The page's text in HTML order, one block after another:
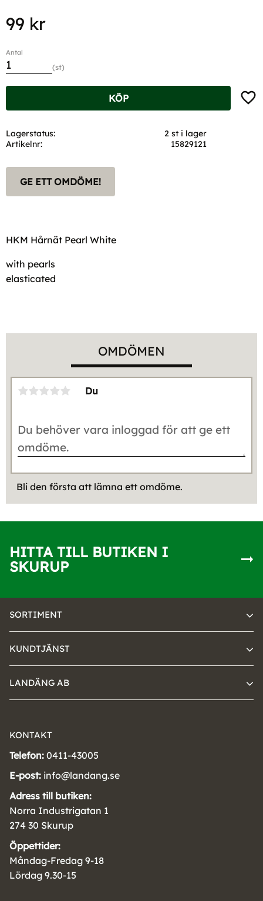
99 kr
Antal
st
KÖP
Lagerstatus
2 st i lager
Artikelnr
15829121
GE ETT OMDÖME!
HKM Hårnät Pearl White
with pearls
elasticated
OMDÖMEN
Du
Bli den första att lämna ett omdöme.
HITTA TILL BUTIKEN I
SKURUP
SORTIMENT
KUNDTJÄNST
LANDÄNG AB
KONTAKT
Telefon: 0411-43005
E-post: info@landang.se
Adress till butiken:
Norra Industrigatan 1
274 30 Skurup
Öppettider:
Måndag-Fredag 9-18
Lördag 9.30-15